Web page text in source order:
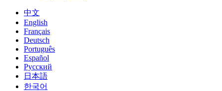
中文
English
Français
Deutsch
Português
Español
Русский
日本語
한국어